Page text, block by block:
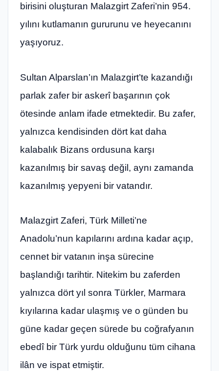
birisini oluşturan Malazgirt Zaferi’nin 954.
yılını kutlamanın gururunu ve heyecanını
yaşıyoruz.
Sultan Alparslan’ın Malazgirt’te kazandığı
parlak zafer bir askerî başarının çok
ötesinde anlam ifade etmektedir. Bu zafer,
yalnızca kendisinden dört kat daha
kalabalık Bizans ordusuna karşı
kazanılmış bir savaş değil, aynı zamanda
kazanılmış yepyeni bir vatandır.
Malazgirt Zaferi, Türk Milleti’ne
Anadolu’nun kapılarını ardına kadar açıp,
cennet bir vatanın inşa sürecine
başlandığı tarihtir. Nitekim bu zaferden
yalnızca dört yıl sonra Türkler, Marmara
kıyılarına kadar ulaşmış ve o günden bu
güne kadar geçen sürede bu coğrafyanın
ebedî bir Türk yurdu olduğunu tüm cihana
ilân ve ispat etmiştir.